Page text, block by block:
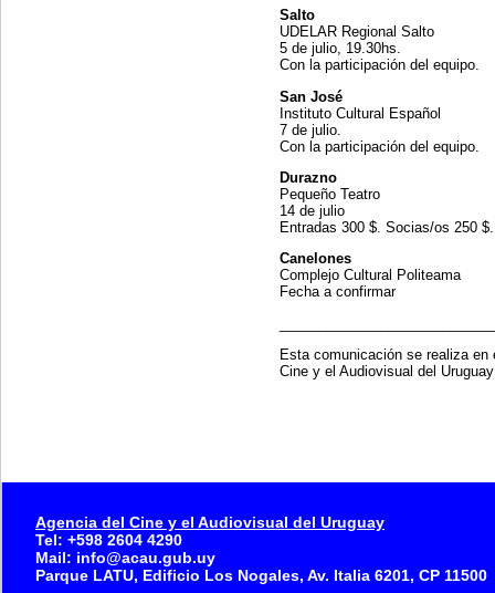
Salto
UDELAR Regional Salto
5 de julio, 19.30hs.
Con la participación del equipo.
San José
Instituto Cultural Español
7 de julio.
Con la participación del equipo.
Durazno
Pequeño Teatro
14 de julio
Entradas 300 $. Socias/os 250
Canelones
Complejo Cultural Politeama
Fecha a confirmar
Esta comunicación se realiza
Cine y el Audiovisual del
Agencia del Cine y el Audiovisual del Uruguay
Tel: +598 2604 4290
Mail: info@acau.gub.uy
Parque LATU, Edificio Los Nogales, Av. Italia 6201, CP 11500